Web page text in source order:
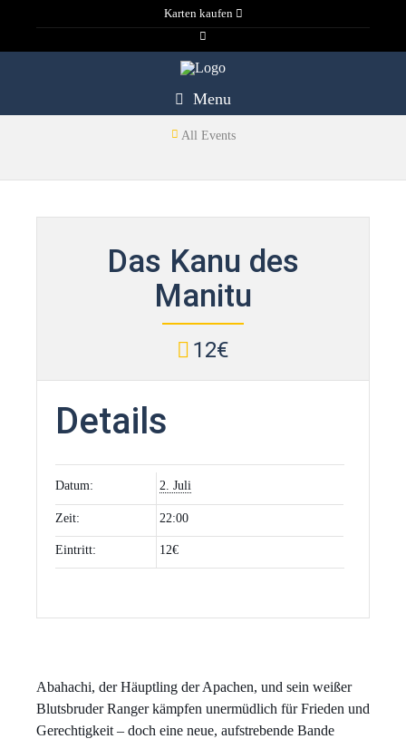
Karten kaufen
Menu
All Events
Das Kanu des
Manitu
12€
Details
Datum: 2. Juli
Zeit: 22:00
Eintritt: 12€
Abahachi, der Häuptling der Apachen, und sein weißer
Blutsbruder Ranger kämpfen unermüdlich für Frieden und
Gerechtigkeit – doch eine neue, aufstrebende Bande